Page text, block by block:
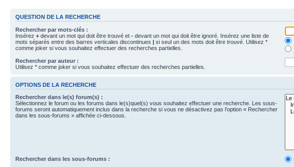
QUESTION DE LA RECHERCHE
Rechercher par mots-clés :
Insérez + devant un mot qui doit être trouvé et - devant un mot qui doit être ignoré. Insérez une liste de
mots séparés entre des barres verticales discontinues | si seul un des mots doit être trouvé. Utilisez *
comme joker si vous souhaitez effectuer des recherches partielles.
Rechercher par auteur :
Utilisez * comme joker si vous souhaitez effectuer des recherches partielles.
OPTIONS DE LA RECHERCHE
Rechercher dans le(s) forum(s) :
Sélectionnez le forum ou les forums dans le(s)quel(s) vous souhaitez effectuer une recherche. Les sous-
forums seront automatiquement inclus dans la recherche si vous ne désactivez pas l’option « Rechercher
dans les sous-forums » affichée ci-dessous.
Rechercher dans les sous-forums :